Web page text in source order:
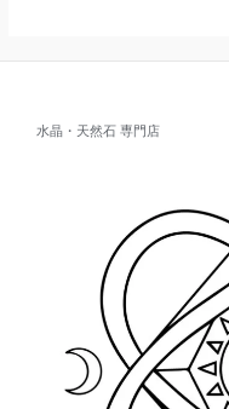
水晶・天然石 専門店